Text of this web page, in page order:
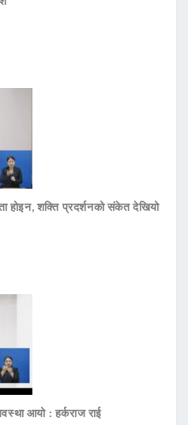
होइन, शक्ति प्रदर्शनको संकेत देखियो
आयो : हर्कराज राई